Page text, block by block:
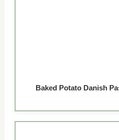
Baked Potato Danish